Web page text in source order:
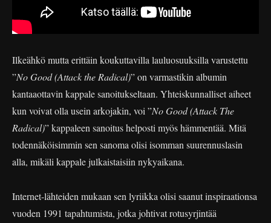
Ilkeähkö mutta erittäin koukuttavilla lauluosuuksilla varustettu
”No Good (Attack the Radical)” on varmastikin albumin
kantaaottavin kappale sanoitukseltaan. Yhteiskunnalliset aiheet
kun voivat olla usein arkojakin, voi ”No Good (Attack The
Radical)” kappaleen sanoitus helposti myös hämmentää. Mitä
todennäköisimmin sen sanoma olisi isomman suurennuslasin
alla, mikäli kappale julkaistaisiin nykyaikana.
Internet-lähteiden mukaan sen lyriikka olisi saanut inspiraationsa
vuoden 1991 tapahtumista, jotka johtivat rotusyrjintää